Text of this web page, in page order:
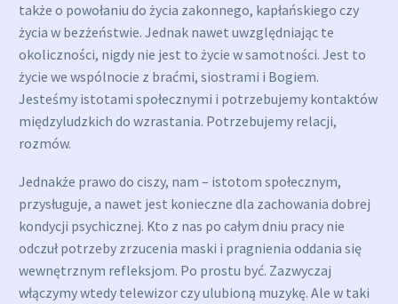
także o powołaniu do życia zakonnego, kapłańskiego czy
życia w bezżeństwie. Jednak nawet uwzględniając te
okoliczności, nigdy nie jest to życie w samotności. Jest to
życie we wspólnocie z braćmi, siostrami i Bogiem.
Jesteśmy istotami społecznymi i potrzebujemy kontaktów
międzyludzkich do wzrastania. Potrzebujemy relacji,
rozmów.
Jednakże prawo do ciszy, nam – istotom społecznym,
przysługuje, a nawet jest konieczne dla zachowania dobrej
kondycji psychicznej. Kto z nas po całym dniu pracy nie
odczuł potrzeby zrzucenia maski i pragnienia oddania się
wewnętrznym refleksjom. Po prostu być. Zazwyczaj
włączymy wtedy telewizor czy ulubioną muzykę. Ale w taki